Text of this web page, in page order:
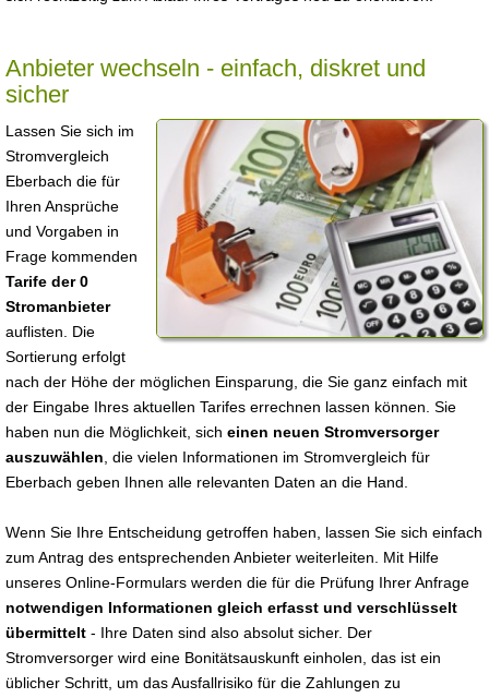
Anbieter wechseln - einfach, diskret und
sicher
Lassen Sie sich im
Stromvergleich
Eberbach die für
Ihren Ansprüche
und Vorgaben in
Frage kommenden
Tarife der 0
Stromanbieter
auflisten. Die
Sortierung erfolgt
nach der Höhe der möglichen Einsparung, die Sie ganz einfach mit
der Eingabe Ihres aktuellen Tarifes errechnen lassen können. Sie
haben nun die Möglichkeit, sich einen neuen Stromversorger
auszuwählen , die vielen Informationen im Stromvergleich für
Eberbach geben Ihnen alle relevanten Daten an die Hand.
Wenn Sie Ihre Entscheidung getroffen haben, lassen Sie sich einfach
zum Antrag des entsprechenden Anbieter weiterleiten. Mit Hilfe
unseres Online-Formulars werden die für die Prüfung Ihrer Anfrage
notwendigen Informationen gleich erfasst und verschlüsselt
übermittelt - Ihre Daten sind also absolut sicher. Der
Stromversorger wird eine Bonitätsauskunft einholen, das ist ein
üblicher Schritt, um das Ausfallrisiko für die Zahlungen zu